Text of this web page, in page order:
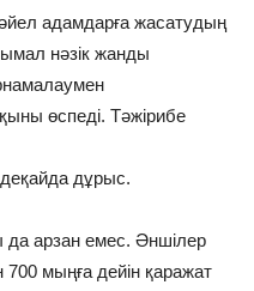
адамдарға жасатудың
нәзік жанды
өспеді. Тәжірибе
дұрыс.
да арзан емес. Әншілер
мыңға дейін қаражат